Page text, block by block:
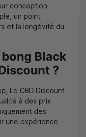
conception
un point
et la longévité du
Black
?
Le CBD Discount
à des prix
des
une expérience